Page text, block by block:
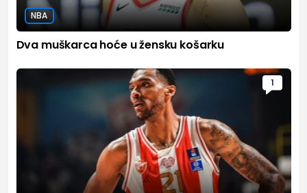
NBA
Dva muškarca hoće u žensku košarku
1